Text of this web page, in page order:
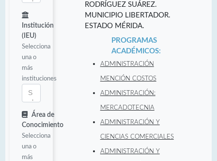
Institución
(IEU)
Selecciona
una o
más
instituciones
Área de
Conocimiento
Selecciona
una o
más
RODRÍGUEZ SUÁREZ.
MUNICIPIO LIBERTADOR.
ESTADO MÉRIDA.
PROGRAMAS
ACADÉMICOS:
ADMINISTRACIÓN
MENCIÓN COSTOS
ADMINISTRACIÓN:
MERCADOTECNIA
ADMINISTRACIÓN Y
CIENCIAS COMERCIALES
ADMINISTRACIÓN Y